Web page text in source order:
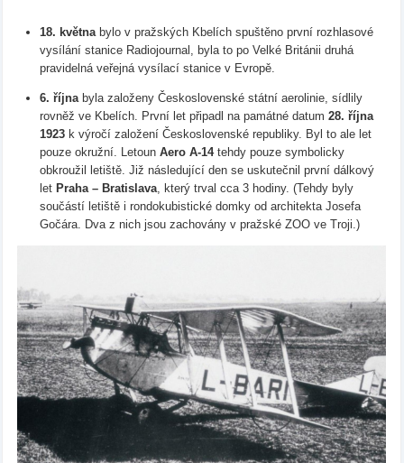
18. květnabylo v pražských Kbelích spuštěno první rozhlasové
vysílání stanice Radiojournal, byla to po Velké Británii druhá
pravidelná veřejná vysílací stanice v Evropě.
6. říjnabyla založeny Československé státní aerolinie, sídlily
rovněž ve Kbelích. První let připadl na památné datum 28. října
1923k výročí založení Československé republiky. Byl to ale let
pouze okružní. Letoun Aero A-14tehdy pouze symbolicky
obkroužil letiště. Již následující den se uskutečnil první dálkový
letPraha – Bratislava, který trval cca 3 hodiny. (Tehdy byly
součástí letiště i rondokubistické domky od architekta Josefa
Gočára. Dva z nich jsou zachovány v pražské ZOO ve Troji.)